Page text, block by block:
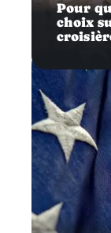
Pour
choix